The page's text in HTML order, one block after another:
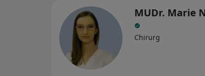
MUDr. Marie
Chirurg